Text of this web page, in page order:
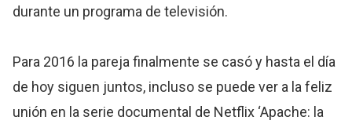
durante un programa de televisión.
Para 2016 la pareja finalmente se casó y hasta el día
de hoy siguen juntos, incluso se puede ver a la feliz
unión en la serie documental de Netflix ‘Apache: la